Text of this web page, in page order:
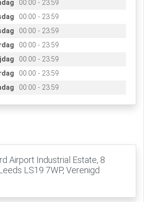
00:00 - 23:59
00:00 - 23:59
00:00 - 23:59
00:00 - 23:59
00:00 - 23:59
00:00 - 23:59
00:00 - 23:59
Airport Industrial Estate, 8
LS19 7WP, Verenigd